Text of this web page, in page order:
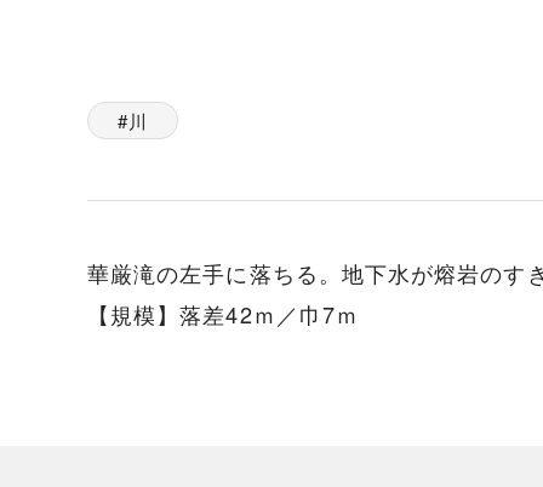
川
華厳滝の左手に落ちる。地下水が熔岩のす
【規模】落差42ｍ／巾7ｍ